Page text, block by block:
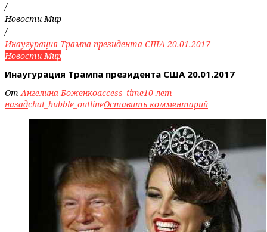
/
Новости Мир
/
Инаугурация Трампа президента США 20.01.2017
Новости Мир
Инаугурация Трампа президента США 20.01.2017
ОтАнгелина Боженкоaccess_time10 лет
назадchat_bubble_outlineОставить комментарий